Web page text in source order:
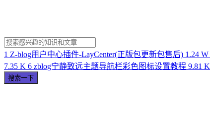
1 Z-blog用户中心插件-LayCenter(正版包更新包售后) 1.24 W
7.35 K 6 zblog宁静致远主题导航栏彩色图标设置教程 9.81 K
搜索一下